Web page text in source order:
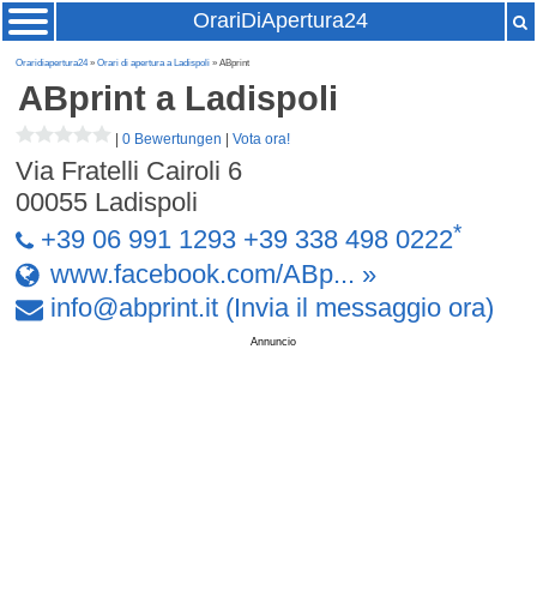
OrariDiApertura24
Oraridiapertura24»Orari di apertura a Ladispoli » ABprint
ABprint a Ladispoli
|0 Bewertungen |Vota ora!
Via Fratelli Cairoli 6
00055 Ladispoli
+39 06 991 1293 +39 338 498 0222*
www.facebook.com/ABp... »
info@abprint.it (Invia il messaggio ora)
Annuncio